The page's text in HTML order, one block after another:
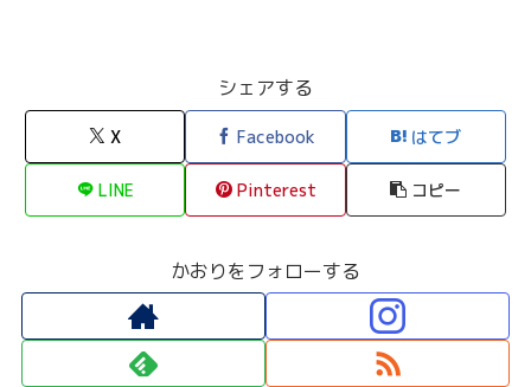
シェアする
X Facebook はてブ
LINE Pinterest コピー
かおりをフォローする